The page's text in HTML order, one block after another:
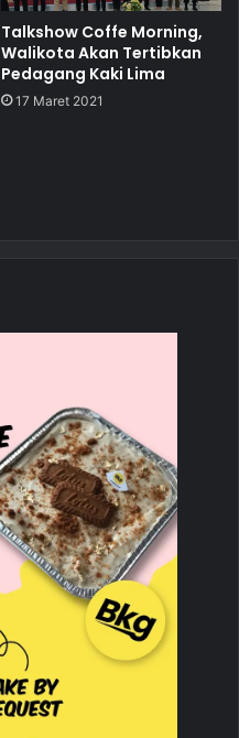
Talkshow Coffe Morning,
Walikota Akan Tertibkan
Pedagang Kaki Lima
17 Maret 2021